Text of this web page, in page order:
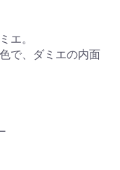
エ。
で、ダミエの内面